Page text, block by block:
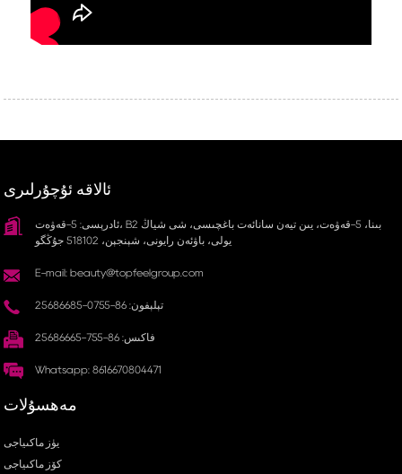
ئالاقە ئۇچۇرلىرى
ئادرېسى: 5-قەۋەت، B2 بىنا، 5-قەۋەت، يىن تيەن سانائەت باغچىسى، شى شياڭ
يولى، باۋئەن رايونى، شېنجېن، 518102 جۇڭگو
E-mail: beauty@topfeelgroup.com
تېلېفون: 86-0755-25686685
فاكىس: 86-755-25686665
Whatsapp: 8616670804471
مەھسۇلات
يۈز ماكىياجى
كۆز ماكىياجى